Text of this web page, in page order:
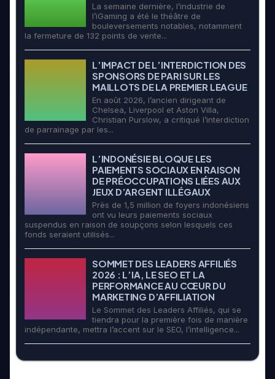
La semaine dernière, l’industrie de
l’iGaming a été le théâtre de
bouleversements notables, notamment
la fermeture de 132 points de vente...
L’IMPACT DE L’INTERDICTION DES
SPONSORS DE PARI SUR LES
MAILLOTS DE LA PREMIER LEAGUE
En août 2026, l’ancien dirigeant de
Chelsea, Liverpool et Aston Villa,
Christian Purslow, a critiqué l’interdiction
de parrainage par les...
L’INDONÉSIE BLOQUE LES
PAIEMENTS SOCIAUX EN RAISON
DE PRÉOCCUPATIONS LIÉES AUX
JEUX D’ARGENT ILLÉGAUX
Près de 1,5 million de foyers indonésiens
ont vu leurs paiements sociaux
suspendus en raison de soupçons selon lesquels ces
fonds seraient utilisés...
SOMMET DES LEADERS AFFILIÉS
2026 : L’IA, LE SEO ET LA
PERFORMANCE AU CŒUR DU
MARKETING D’AFFILIATION
Le Sommet des Leaders Affiliés, qui se
tiendra pour la première fois de manière
indépendante, mettra l’accent sur le SEO, l’intelligence...